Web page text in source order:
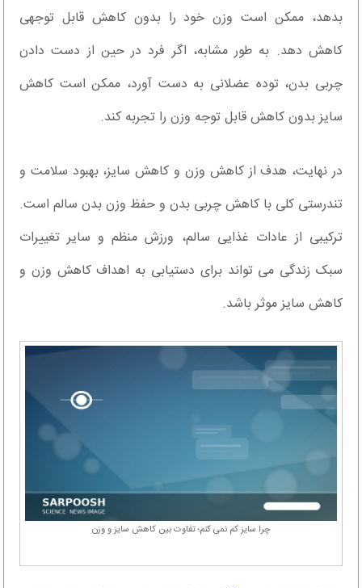
بدهد، ممکن است وزن خود را بدون کاهش قابل توجهی
کاهش دهد. به طور مشابه، اگر فرد در حین از دست دادن
چربی بدن، توده عضلانی به دست آورد، ممکن است کاهش
سایز بدون کاهش قابل توجه وزن را تجربه کند.
در نهایت، هدف از کاهش وزن و کاهش سایز، بهبود سلامت و
تندرستی کلی با کاهش چربی بدن و حفظ وزن بدن سالم است.
ترکیبی از عادات غذایی سالم، ورزش منظم و سایر تغییرات
سبک زندگی می تواند برای دستیابی به اهداف کاهش وزن و
کاهش سایز موثر باشد.
چرا سایز کم نمی کنم؛ تفاوت بین کاهش سایز و وزن